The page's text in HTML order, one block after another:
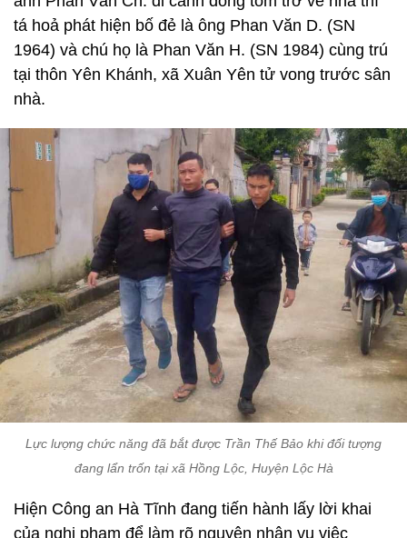
tá hoả phát hiện bố đẻ là ông Phan Văn D. (SN
1964) và chú họ là Phan Văn H. (SN 1984) cùng trú
tại thôn Yên Khánh, xã Xuân Yên tử vong trước sân
nhà.
Lực lượng chức năng đã bắt được Trần Thế Bảo khi đối tượng
đang lẩn trốn tại xã Hồng Lộc, Huyện Lộc Hà
Hiện Công an Hà Tĩnh đang tiến hành lấy lời khai
của nghi phạm để làm rõ nguyên nhân vụ việc